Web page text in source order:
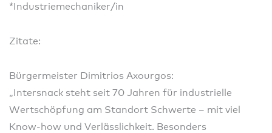
*Industriemechaniker/in
Zitate:
Bürgermeister Dimitrios Axourgos:
„Intersnack steht seit 70 Jahren für industrielle
Wertschöpfung am Standort Schwerte – mit viel
Know-how und Verlässlichkeit. Besonders